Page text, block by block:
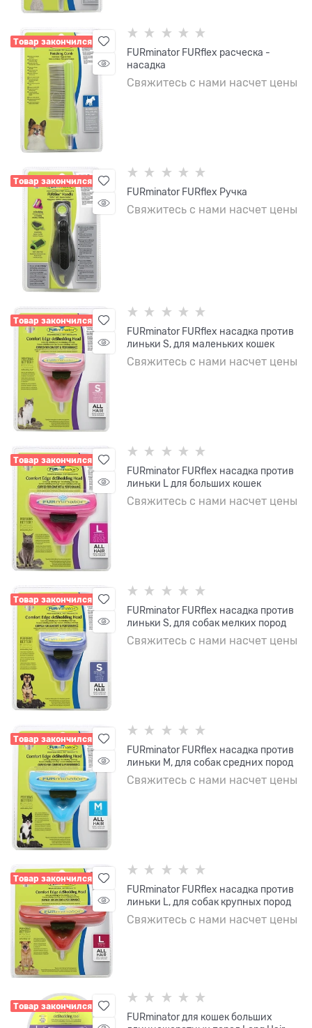
Товар закончился
FURminator FURflex расческа -
насадка
Свяжитесь с нами насчет цены
Товар закончился
FURminator FURflex Ручка
Свяжитесь с нами насчет цены
Товар закончился
FURminator FURflex насадка против
линьки S, для маленьких кошек
Свяжитесь с нами насчет цены
Товар закончился
FURminator FURflex насадка против
линьки L для больших кошек
Свяжитесь с нами насчет цены
Товар закончился
FURminator FURflex насадка против
линьки S, для собак мелких пород
Свяжитесь с нами насчет цены
Товар закончился
FURminator FURflex насадка против
линьки M, для собак средних пород
Свяжитесь с нами насчет цены
Товар закончился
FURminator FURflex насадка против
линьки L, для собак крупных пород
Свяжитесь с нами насчет цены
Товар закончился
FURminator для кошек больших